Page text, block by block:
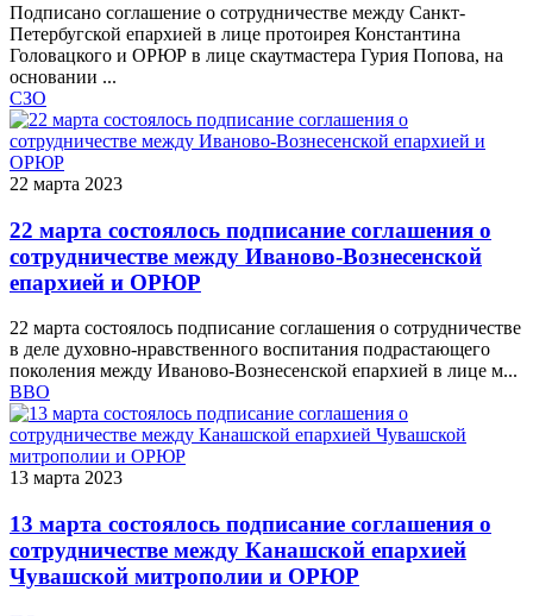
Подписано соглашение о сотрудничестве между Санкт-
Петербугской епархией в лице протоирея Константина
Головацкого и ОРЮР в лице скаутмастера Гурия Попова, на
основании ...
СЗО
22 марта 2023
22 марта состоялось подписание соглашения о
сотрудничестве между Иваново-Вознесенской
епархией и ОРЮР
22 марта состоялось подписание соглашения о сотрудничестве
в деле духовно-нравственного воспитания подрастающего
поколения между Иваново-Вознесенской епархией в лице м...
ВВО
13 марта 2023
13 марта состоялось подписание соглашения о
сотрудничестве между Канашской епархией
Чувашской митрополии и ОРЮР